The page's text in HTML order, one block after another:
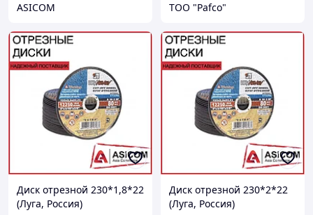
ASICOM TOO "Pafco"
Диск отрезной 230*1,8*22
(Луга, Россия)
Диск отрезной 230*2*22
(Луга, Россия)